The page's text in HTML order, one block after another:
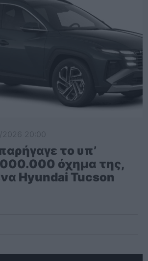
το υπ’
όχημα της,
Hyundai Tucson